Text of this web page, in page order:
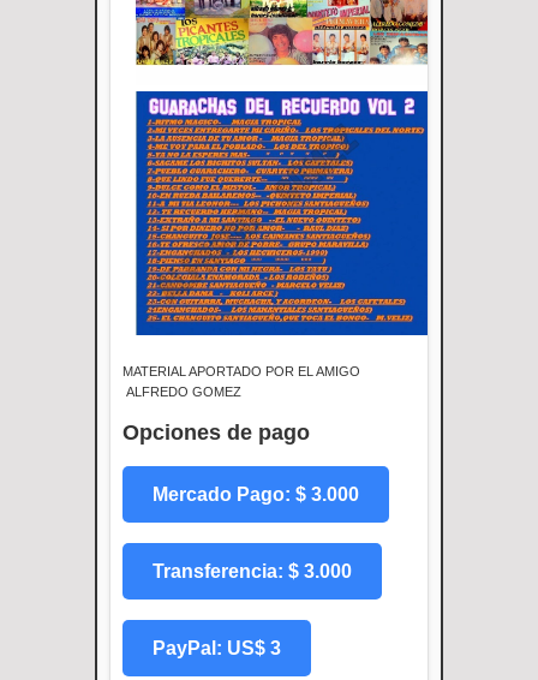
MATERIAL APORTADO POR EL AMIGO
ALFREDO GOMEZ
Opciones de pago
Mercado Pago: $ 3.000
Transferencia: $ 3.000
PayPal: US$ 3